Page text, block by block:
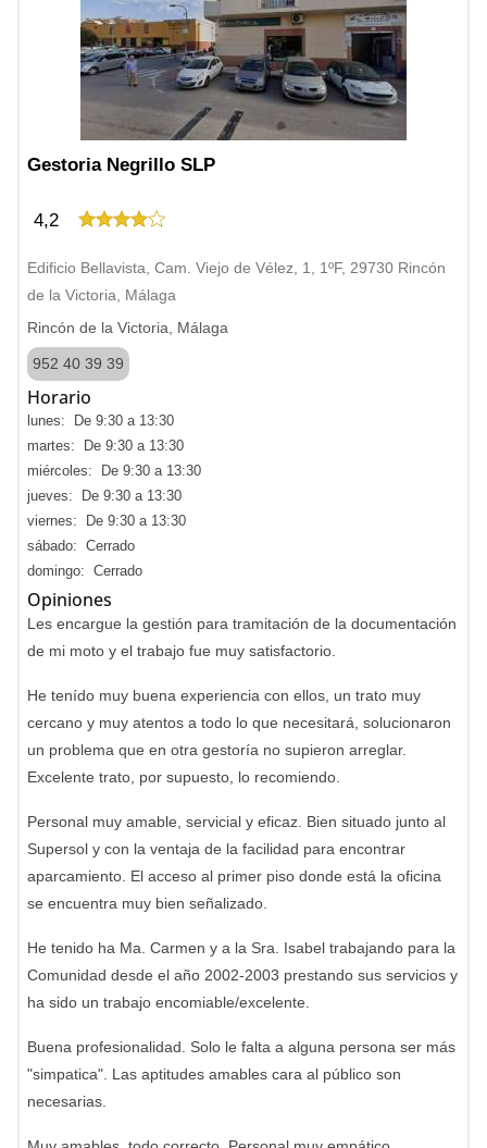
Gestoria Negrillo SLP
4,2
Edificio Bellavista, Cam. Viejo de Vélez, 1, 1ºF, 29730 Rincón
de la Victoria, Málaga
Rincón de la Victoria, Málaga
952 40 39 39
Horario
lunes: De 9:30 a 13:30
martes: De 9:30 a 13:30
miércoles: De 9:30 a 13:30
jueves: De 9:30 a 13:30
viernes: De 9:30 a 13:30
sábado: Cerrado
domingo: Cerrado
Opiniones
Les encargue la gestión para tramitación de la documentación
de mi moto y el trabajo fue muy satisfactorio.
He tenído muy buena experiencia con ellos, un trato muy
cercano y muy atentos a todo lo que necesitará, solucionaron
un problema que en otra gestoría no supieron arreglar.
Excelente trato, por supuesto, lo recomiendo.
Personal muy amable, servicial y eficaz. Bien situado junto al
Supersol y con la ventaja de la facilidad para encontrar
aparcamiento. El acceso al primer piso donde está la oficina
se encuentra muy bien señalizado.
He tenido ha Ma. Carmen y a la Sra. Isabel trabajando para la
Comunidad desde el año 2002-2003 prestando sus servicios y
ha sido un trabajo encomiable/excelente.
Buena profesionalidad. Solo le falta a alguna persona ser más
"simpatica". Las aptitudes amables cara al público son
necesarias.